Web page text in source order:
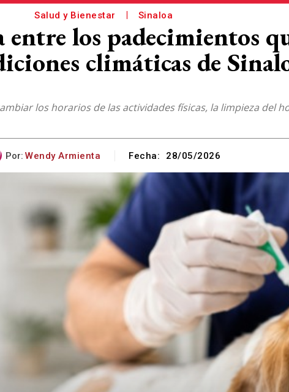
Salud y Bienestar Sinaloa
los padecimientos
climáticas de
los horarios de las actividades físicas, la limpieza del
Por: Wendy Armienta Fecha: 28/05/2026